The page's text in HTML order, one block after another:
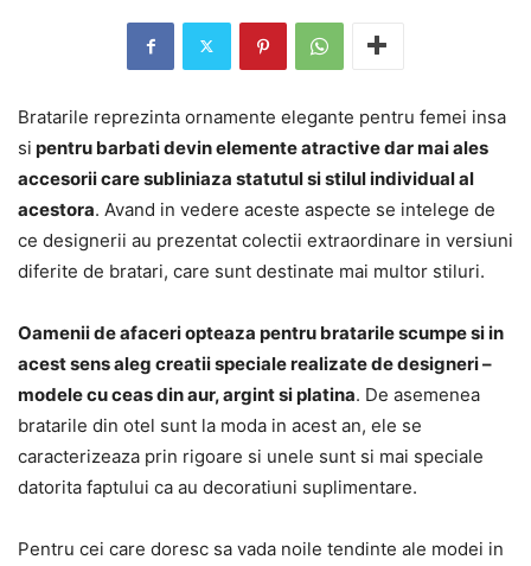
Bratarile reprezinta ornamente elegante pentru femei insa
si pentru barbati devin elemente atractive dar mai ales
accesorii care subliniaza statutul si stilul individual al
acestora. Avand in vedere aceste aspecte se intelege de
ce designerii au prezentat colectii extraordinare in versiuni
diferite de bratari, care sunt destinate mai multor stiluri.
Oamenii de afaceri opteaza pentru bratarile scumpe si in
acest sens aleg creatii speciale realizate de designeri –
modele cu ceas din aur, argint si platina. De asemenea
bratarile din otel sunt la moda in acest an, ele se
caracterizeaza prin rigoare si unele sunt si mai speciale
datorita faptului ca au decoratiuni suplimentare.
Pentru cei care doresc sa vada noile tendinte ale modei in